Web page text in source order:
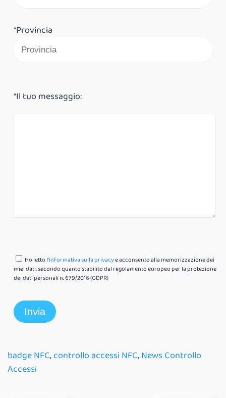
*Provincia
*Il tuo messaggio:
Ho letto l'informativa sulla privacye acconsento alla memorizzazione dei
miei dati, secondo quanto stabilito dal regolamento europeo per la protezione
dei dati personali n. 679/2016 (GDPR)
badge NFC,controllo accessi NFC,News Controllo
Accessi